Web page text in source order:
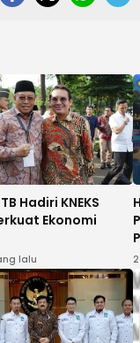
Hadiri KNEKS
Ekonomi
lalu